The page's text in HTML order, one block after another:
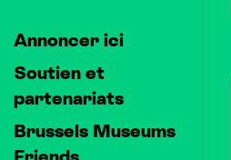
Annoncer ici
Soutien et
partenariats
Brussels Museums